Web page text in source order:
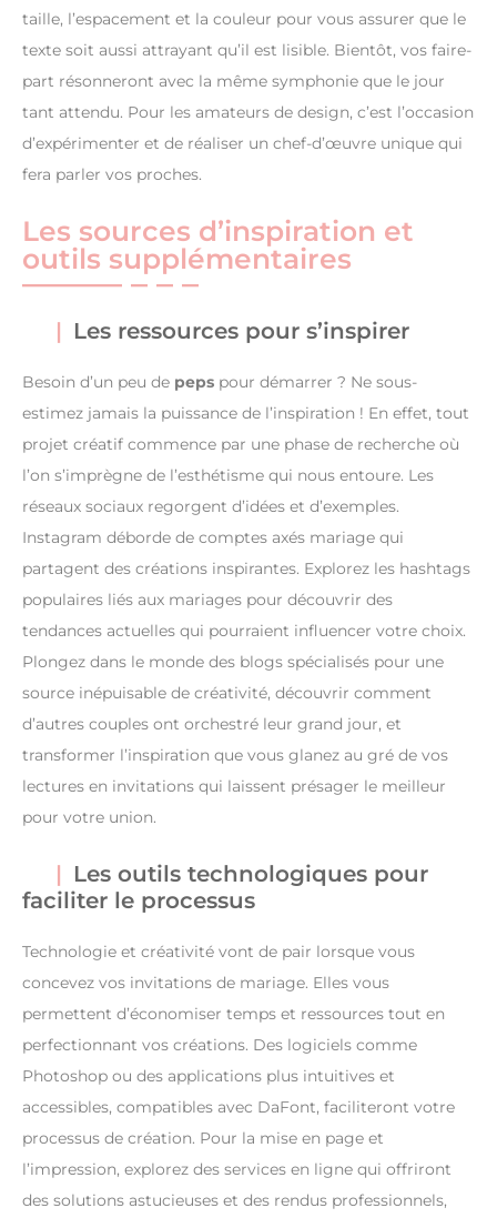
taille, l’espacement et la couleur pour vous assurer que le
texte soit aussi attrayant qu’il est lisible. Bientôt, vos faire-
part résonneront avec la même symphonie que le jour
tant attendu. Pour les amateurs de design, c’est l’occasion
d’expérimenter et de réaliser un chef-d’œuvre unique qui
fera parler vos proches.
Les sources d’inspiration et
outils supplémentaires
Les ressources pour s’inspirer
Besoin d’un peu de peps pour démarrer ? Ne sous-
estimez jamais la puissance de l’inspiration ! En effet, tout
projet créatif commence par une phase de recherche où
l’on s’imprègne de l’esthétisme qui nous entoure. Les
réseaux sociaux regorgent d’idées et d’exemples.
Instagram déborde de comptes axés mariage qui
partagent des créations inspirantes. Explorez les hashtags
populaires liés aux mariages pour découvrir des
tendances actuelles qui pourraient influencer votre choix.
Plongez dans le monde des blogs spécialisés pour une
source inépuisable de créativité, découvrir comment
d’autres couples ont orchestré leur grand jour, et
transformer l’inspiration que vous glanez au gré de vos
lectures en invitations qui laissent présager le meilleur
pour votre union.
Les outils technologiques pour
faciliter le processus
Technologie et créativité vont de pair lorsque vous
concevez vos invitations de mariage. Elles vous
permettent d’économiser temps et ressources tout en
perfectionnant vos créations. Des logiciels comme
Photoshop ou des applications plus intuitives et
accessibles, compatibles avec DaFont, faciliteront votre
processus de création. Pour la mise en page et
l’impression, explorez des services en ligne qui offriront
des solutions astucieuses et des rendus professionnels,